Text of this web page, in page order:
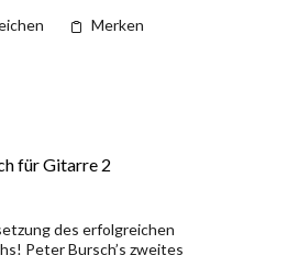
Merken
für Gitarre 2
des erfolgreichen
Peter Bursch’s zweites